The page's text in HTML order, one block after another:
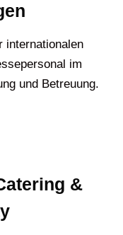
internationalen
im
und Betreuung.
&